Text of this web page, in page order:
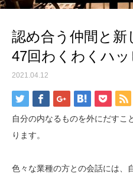
認め合う仲間と新
47回わくわくハ
2021.04.12
自分の内なるものを外にだすこ
ります。
色々な業種の方との会話には、